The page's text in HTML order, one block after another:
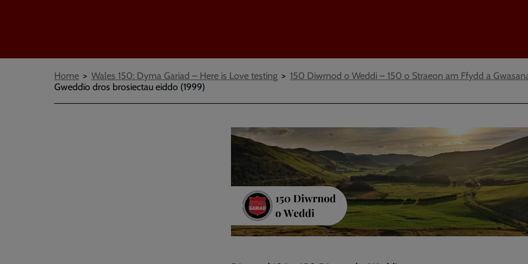
Breadcrumbs
Home Wales 150: Dyma Gariad – Here is Love testing 150 Diwrnod o Weddi – 150 o Straeon am Ffydd a
Gweddïo dros brosiectau eiddo (1999)